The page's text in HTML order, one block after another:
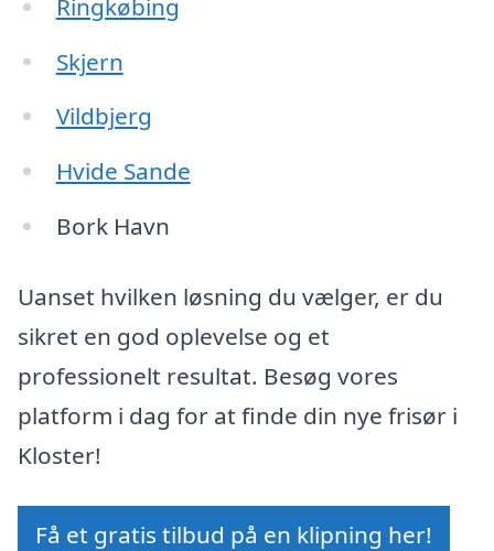
Ringkøbing
Skjern
Vildbjerg
Hvide Sande
Bork Havn
Uanset hvilken løsning du vælger, er du
sikret en god oplevelse og et
professionelt resultat. Besøg vores
platform i dag for at finde din nye frisør i
Kloster!
Få et gratis tilbud på en klipning her!